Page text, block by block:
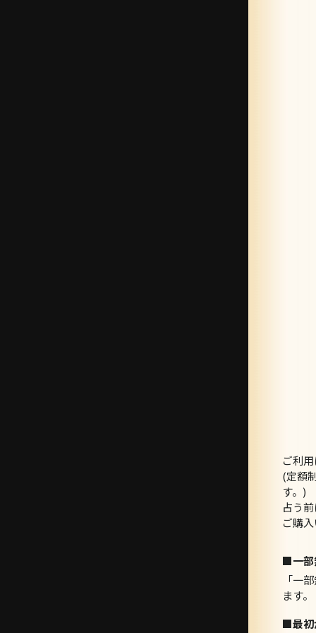
ご利
(定額
す。)
占う
ご購
■一部
「一
ます。
■最初